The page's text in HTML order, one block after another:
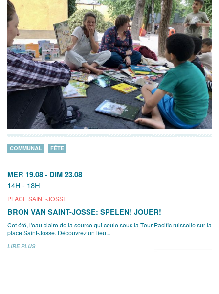
MER 19.08 - DIM 23.08
14H - 18H
PLACE SAINT-JOSSE
COMMUNAL FÊTE
BRON VAN SAINT-JOSSE: SPELEN! JOUER!
Cet été, l'eau claire de la source qui coule sous la Tour Pacific ruisselle sur la
place Saint-Josse. Découvrez un lieu...
LIRE PLUS